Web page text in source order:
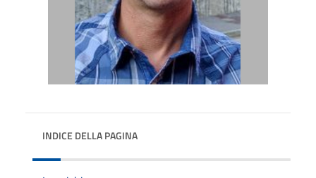
INDICE DELLA PAGINA